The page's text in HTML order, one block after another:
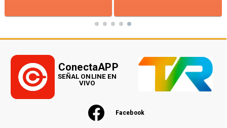
Facebook
ConectaAPP
SEÑAL ONLINE EN
VIVO